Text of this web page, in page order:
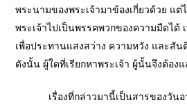
พระนามของพระเจ้ามาข้องเกี่ยวด้วย แ
พระเจ้าไปเป็นพรรคพวกของความมืดได้
เพื่อประทานแสงสว่าง ความหวัง และสั
ดังนั้น ผู้ใดที่เรียกหาพระเจ้า ผู้นั้นจึงต้อง
เรื่องที่กล่าวมานี้เป็นสารของวันอ